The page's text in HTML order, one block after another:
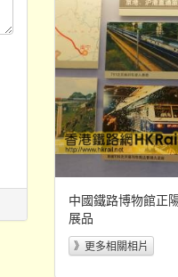
中國鐵路博物館正
展品
》更多相關相片